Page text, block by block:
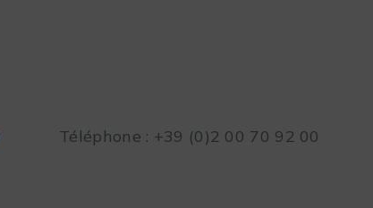
Téléphone : +39 (0)2 00 70 92 00